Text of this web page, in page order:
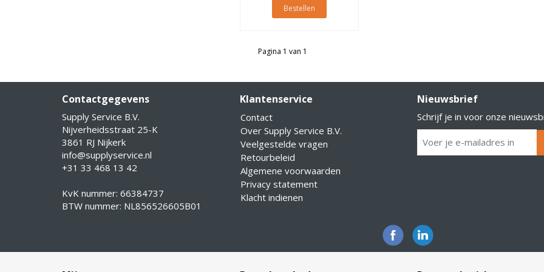
Bestellen
Pagina 1 van 1
Contactgegevens
Supply Service B.V.
Nijverheidsstraat 25-K
3861 RJ Nijkerk
info@supplyservice.nl
+31 33 468 13 42
KvK nummer: 66384737
BTW nummer: NL856526605B01
Klantenservice
Contact
Over Supply Service B.V.
Veelgestelde vragen
Retourbeleid
Algemene voorwaarden
Privacy statement
Klacht indienen
Nieuwsbrief
Schrijf je in voor onze